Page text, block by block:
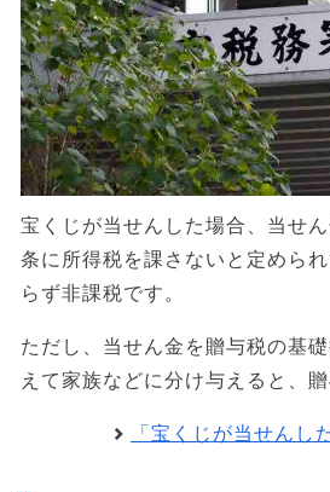
宝くじが当せんした場合、当せ
条に所得税を課さないと定めら
らず非課税です。
ただし、当せん金を贈与税の基
えて家族などに分け与えると、
「宝くじが当せんし